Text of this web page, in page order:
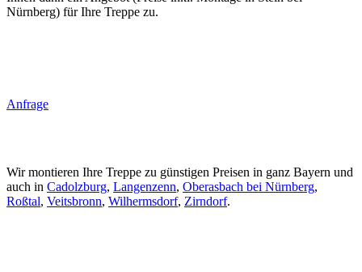
Nürnberg) für Ihre Treppe zu.
Anfrage
Wir montieren Ihre Treppe zu günstigen Preisen in ganz Bayern und
auch in Cadolzburg, Langenzenn, Oberasbach bei Nürnberg,
Roßtal, Veitsbronn, Wilhermsdorf, Zirndorf.